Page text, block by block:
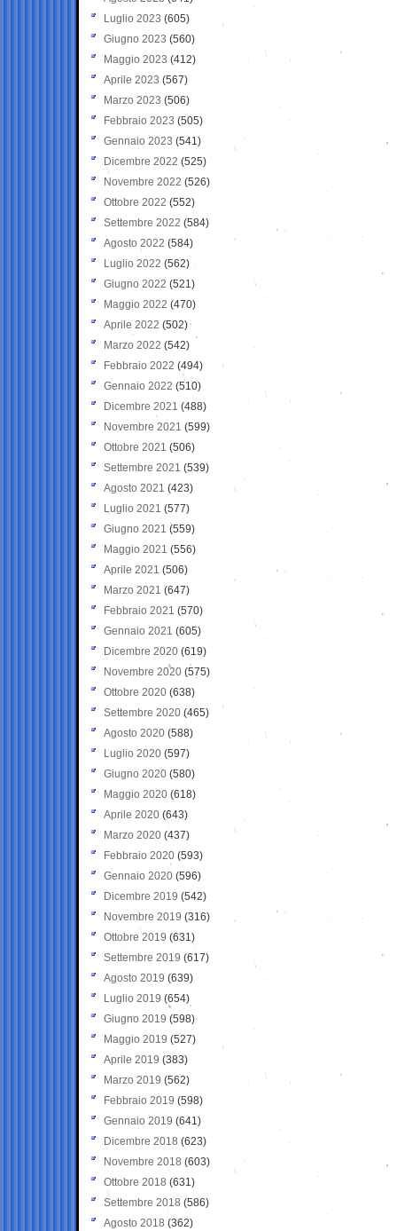
Luglio 2023 (605)
Giugno 2023 (560)
Maggio 2023 (412)
Aprile 2023 (567)
Marzo 2023 (506)
Febbraio 2023 (505)
Gennaio 2023 (541)
Dicembre 2022 (525)
Novembre 2022 (526)
Ottobre 2022 (552)
Settembre 2022 (584)
Agosto 2022 (584)
Luglio 2022 (562)
Giugno 2022 (521)
Maggio 2022 (470)
Aprile 2022 (502)
Marzo 2022 (542)
Febbraio 2022 (494)
Gennaio 2022 (510)
Dicembre 2021 (488)
Novembre 2021 (599)
Ottobre 2021 (506)
Settembre 2021 (539)
Agosto 2021 (423)
Luglio 2021 (577)
Giugno 2021(559)
Maggio 2021 (556)
Aprile 2021 (506)
Marzo 2021 (647)
Febbraio 2021 (570)
Gennaio 2021 (605)
Dicembre 2020 (619)
Novembre 2020 (575)
Ottobre 2020 (638)
Settembre 2020(465)
Agosto 2020 (588)
Luglio 2020 (597)
Giugno 2020 (580)
Maggio 2020 (618)
Aprile 2020 (643)
Marzo 2020 (437)
Febbraio 2020 (593)
Gennaio 2020 (596)
Dicembre 2019 (542)
Novembre 2019 (316)
Ottobre 2019 (631)
Settembre 2019 (617)
Agosto 2019 (639)
Luglio 2019 (654)
Giugno 2019 (598)
Maggio 2019 (527)
Aprile 2019 (383)
Marzo 2019 (562)
Febbraio 2019 (598)
Gennaio 2019 (641)
Dicembre 2018 (623)
Novembre 2018 (603)
Ottobre 2018 (631)
Settembre 2018 (586)
Agosto 2018 (362)